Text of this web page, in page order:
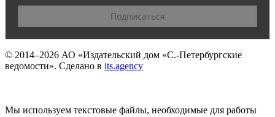
© 2014–2026 АО «Издательский дом «С.-Петербургские
ведомости». Сделано в its.agency
Мы используем текстовые файлы, необходимые для работы